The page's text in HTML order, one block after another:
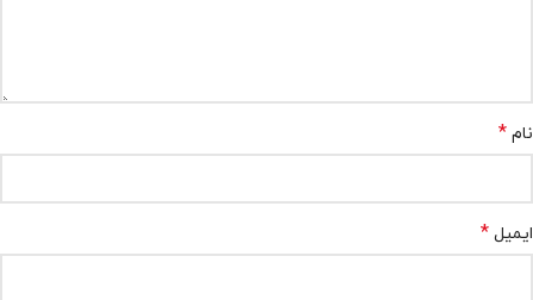
نام *
ایمیل *